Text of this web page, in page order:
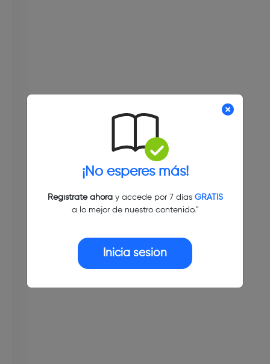
¡No esperes más!
Regístrate ahoray accede por 7 días GRATIS
a lo mejor de nuestro contenido."
Inicia sesión